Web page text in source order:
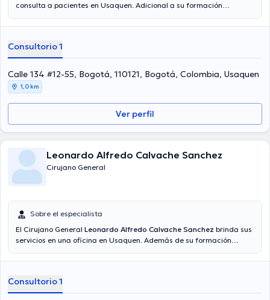
consulta a pacientes en Usaquen. Adicional a su formación
en su área de especialidad. El doctor lleva más de años de
destacados como miembro de diversas asociaciones médicas. Erix
Emilio Bozon Martinez ha formado parte en incontables
conferencias con el ideal de tener una formación continua en su
temática de especialización y ha compartido numerosos
comunicados. Español son los lenguajes operados por el profesional
de la salud.
Consultorio 1
Calle 134 #12-55, Bogotá, 110121, Bogotá, Colombia, Usaquen
1,0 km
Ver perfil
Leonardo Alfredo Calvache Sanchez
Cirujano General
Sobre el especialista
El Cirujano General Leonardo Alfredo Calvache Sanchez brinda sus
servicios en una oficina en Usaquen. Además de su formación
especialidad. El profesional de la salud tiene varios años de
desempeñado como miembro de diversas asociaciones médicas.
Leonardo Alfredo Calvache Sanchez ha colaborado en cuantiosas
Consultorio 1